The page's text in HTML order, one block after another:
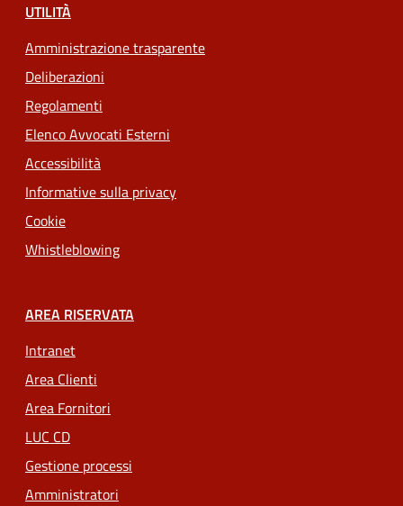
UTILITÀ
Amministrazione trasparente
Deliberazioni
Regolamenti
Elenco Avvocati Esterni
Accessibilità
Informative sulla privacy
Cookie
Whistleblowing
AREA RISERVATA
Intranet
Area Clienti
Area Fornitori
LUC CD
Gestione processi
Amministratori